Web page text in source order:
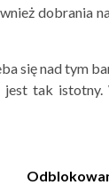
dobrania
się nad tym
jest tak